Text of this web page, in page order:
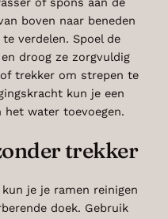
boven naar beneden
verdelen. Spoel de
droog ze zorgvuldig
trekker om strepen te
kun je een
het water toevoegen.
trekker
je je ramen reinigen
doek. Gebruik